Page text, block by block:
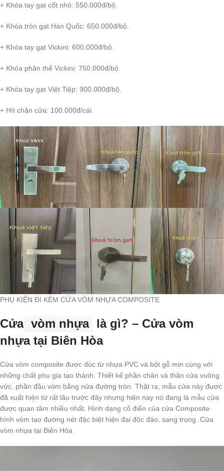
+ Khóa tay gạt cốt nhỏ: 550.000đ/bộ.
+ Khóa tròn gạt Hàn Quốc: 650.000đ/bộ.
+ Khóa tay gạt Vickini: 600.000đ/bộ.
+ Khóa phân thể Vickini: 750.000đ/bộ.
+ Khóa tay gạt Việt Tiệp: 900.000đ/bộ.
+ Hít chặn cửa: 100.000đ/cái.
PHỤ KIỆN ĐI KÈM CỬA VÒM NHỰA COMPOSITE
Cửa vòm nhựa là gì? – Cửa vòm
nhựa tại Biên Hòa
Cửa vòm composite được đúc từ nhựa PVC và bột gỗ mịn cùng với
những chất phụ gia tạo thành. Thiết kế phần chân và thân cửa vuông
vức, phần đầu vòm bằng nửa đường tròn. Thật ra, mẫu cửa này được
đã xuất hiện từ rất lâu trước đây nhưng hiện nay nó đang là mẫu cửa
được quan tâm nhiều nhất. Hình dạng cổ điển của cửa Composite
hình vòm tạo đường nét đặc biệt hiện đại độc đáo, sang trọng. Cửa
vòm nhựa tại Biên Hòa